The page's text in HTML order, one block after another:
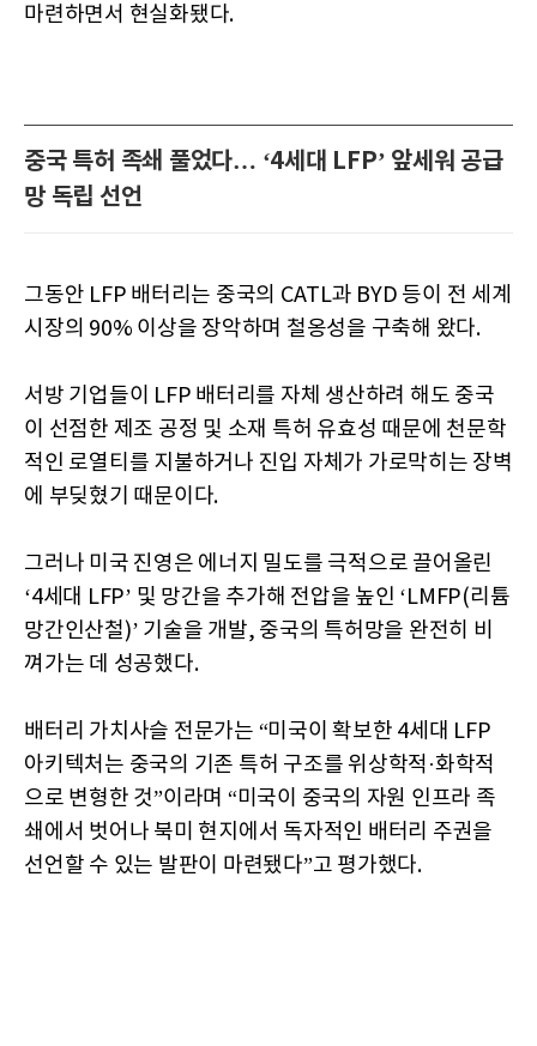
마련하면서 현실화됐다.
중국 특허 족쇄 풀었다… ‘4세대 LFP’ 앞세워 공급
망 독립 선언
그동안 LFP 배터리는 중국의 CATL과 BYD 등이 전 세계
시장의 90% 이상을 장악하며 철옹성을 구축해 왔다.
서방 기업들이 LFP 배터리를 자체 생산하려 해도 중국
이 선점한 제조 공정 및 소재 특허 유효성 때문에 천문학
적인 로열티를 지불하거나 진입 자체가 가로막히는 장벽
에 부딪혔기 때문이다.
그러나 미국 진영은 에너지 밀도를 극적으로 끌어올린
‘4세대 LFP’ 및 망간을 추가해 전압을 높인 ‘LMFP(리튬
망간인산철)’ 기술을 개발, 중국의 특허망을 완전히 비
껴가는 데 성공했다.
배터리 가치사슬 전문가는 “미국이 확보한 4세대 LFP
아키텍처는 중국의 기존 특허 구조를 위상학적·화학적
으로 변형한 것”이라며 “미국이 중국의 자원 인프라 족
쇄에서 벗어나 북미 현지에서 독자적인 배터리 주권을
선언할 수 있는 발판이 마련됐다”고 평가했다.